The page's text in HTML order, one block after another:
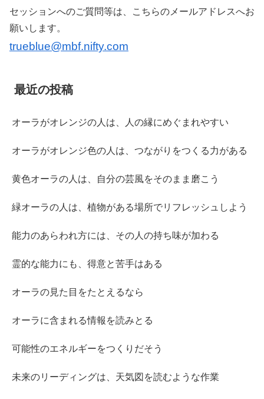
セッションへのご質問等は、こちらのメールアドレスへお
願いします。
trueblue@mbf.nifty.com
最近の投稿
オーラがオレンジの人は、人の縁にめぐまれやすい
オーラがオレンジ色の人は、つながりをつくる力がある
黄色オーラの人は、自分の芸風をそのまま磨こう
緑オーラの人は、植物がある場所でリフレッシュしよう
能力のあらわれ方には、その人の持ち味が加わる
霊的な能力にも、得意と苦手はある
オーラの見た目をたとえるなら
オーラに含まれる情報を読みとる
可能性のエネルギーをつくりだそう
未来のリーディングは、天気図を読むような作業